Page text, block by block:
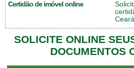
Certidão de imóvel online
SOLICITE ONLINE
DOCUMENTOS